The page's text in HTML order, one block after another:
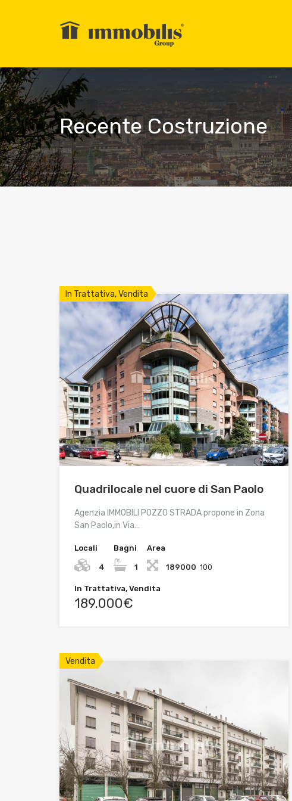
Recente Costruzione
In Trattativa, Vendita
Quadrilocale nel cuore di San Paolo
Agenzia IMMOBILI POZZO STRADA propone in Zona
San Paolo,in Via…
Locali
4
Bagni
1
Area
189000 100
In Trattativa, Vendita
189.000€
Vendita